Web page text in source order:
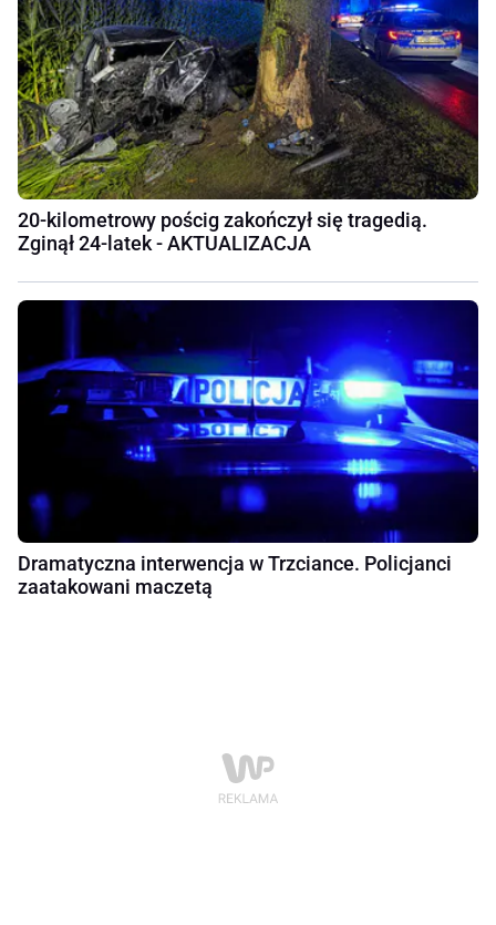
20-kilometrowy pościg zakończył się tragedią.
Zginął 24-latek - AKTUALIZACJA
Dramatyczna interwencja w Trzciance. Policjanci
zaatakowani maczetą